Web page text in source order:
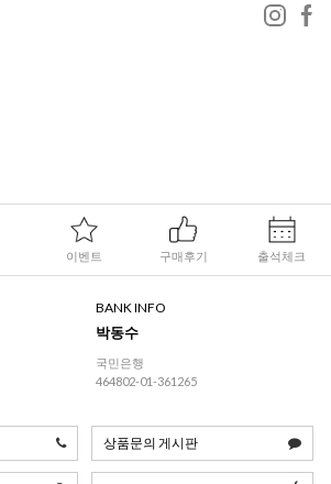
이벤트 구매후기 출석체크
BANK INFO
박동수
국민은행
464802-01-361265
상품문의 게시판